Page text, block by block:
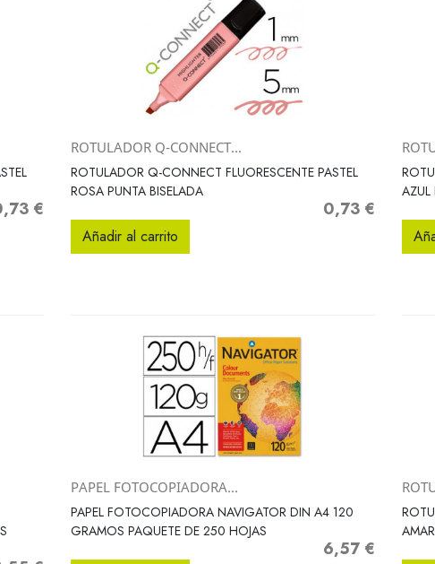
€
 Vista rápida
ROTULADOR Q-CONNECT...
ROTULADOR Q-CONNECT FLUORESCENTE PASTEL
ROSA PUNTA BISELADA
Precio
0,73 €
Añadir al carrito
AZUL
Vista rápida
PAPEL FOTOCOPIADORA...
PAPEL FOTOCOPIADORA NAVIGATOR DIN A4 120
GRAMOS PAQUETE DE 250 HOJAS
Precio
6,57 €